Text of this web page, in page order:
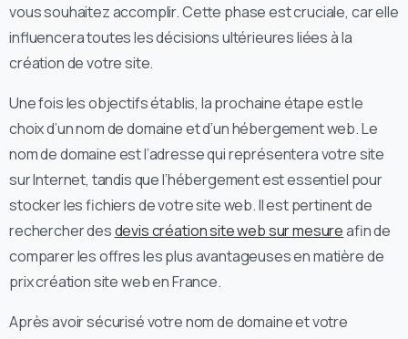
vous souhaitez accomplir. Cette phase est cruciale, car elle
influencera toutes les décisions ultérieures liées à la
création de votre site.
Une fois les objectifs établis, la prochaine étape est le
choix d’un nom de domaine et d’un hébergement web. Le
nom de domaine est l’adresse qui représentera votre site
sur Internet, tandis que l’hébergement est essentiel pour
stocker les fichiers de votre site web. Il est pertinent de
rechercher desdevis création site web sur mesureafin de
comparer les offres les plus avantageuses en matière de
prix création site web en France.
Après avoir sécurisé votre nom de domaine et votre